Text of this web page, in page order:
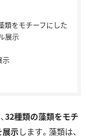
類をモチーフにした
展⽰
⽰
32種類の藻類をモチ
展⽰します。藻類は、